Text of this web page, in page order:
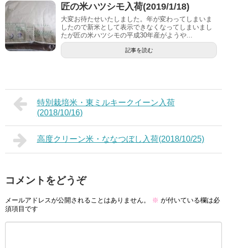
匠の米ハツシモ入荷(2019/1/18)
大変お待たせいたしました。年が変わってしまいま
したので新米として表示できなくなってしまいまし
たが匠の米ハツシモの平成30年産がようや...
記事を読む
特別栽培米・東ミルキークイーン入荷
(2018/10/16)
高度クリーン米・ななつぼし入荷(2018/10/25)
コメントをどうぞ
メールアドレスが公開されることはありません。 ※ が付いている欄は必
須項目です